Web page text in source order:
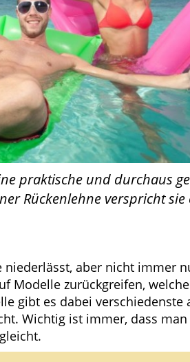
praktische und durchaus
Rückenlehne verspricht
aber nicht immer
Modelle zurückgreifen,
gibt es dabei verschiedenste
Wichtig ist immer, dass